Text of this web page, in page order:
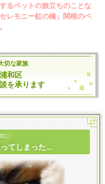
るペットの旅立ちのことな
レモニー虹の橋」関根のペ
切な家族
和区
を承ります
に-
てしまった...